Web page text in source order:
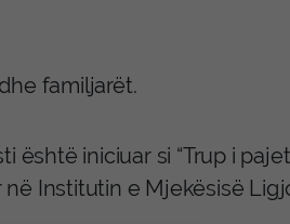
familjarët.
iniciuar si “Trup i
Institutin e Mjekësisë